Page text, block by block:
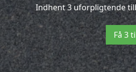
Indhent 3 uforpligtende
Få 3